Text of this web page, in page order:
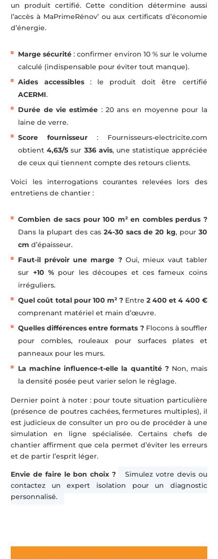
un produit certifié. Cette condition détermine aussi
l’accès à MaPrimeRénov’ ou aux certificats d’économie
d’énergie.
Marge sécurité : confirmer environ 10 % sur le volume
calculé (indispensable pour éviter tout manque).
Aides accessibles: le produit doit être certifié
ACERMI.
Durée de vie estimée : 20 ans en moyenne pour la
laine de verre.
Score fournisseur : Fournisseurs-electricite.com
obtient4,63/5 sur 336 avis, une statistique appréciée
de ceux qui tiennent compte des retours clients.
Voici les interrogations courantes relevées lors des
entretiens de chantier :
Combien de sacs pour 100 m² en combles perdus ?
Dans la plupart des cas24-30 sacs de 20 kg, pour 30
cm d’épaisseur.
Faut-il prévoir une marge ?Oui, mieux vaut tabler
sur +10 % pour les découpes et ces fameux coins
irréguliers.
Quel coût total pour 100 m² ?Entre2 400 et 4 400 €
comprenant matériel et main d’œuvre.
Quelles différences entre formats ?Flocons à souffler
pour combles, rouleaux pour surfaces plates et
panneaux pour les murs.
La machine influence-t-elle la quantité ?Non, mais
la densité posée peut varier selon le réglage.
Dernier point à noter : pour toute situation particulière
(présence de poutres cachées, fermetures multiples), il
est judicieux de consulter un pro ou de procéder à une
simulation en ligne spécialisée. Certains chefs de
chantier affirment que cela permet d’éviter les erreurs
et de partir l’esprit léger.
Envie de faire le bon choix ?
Simulez votre devis ou
contactez un expert isolation pour un diagnostic
personnalisé.